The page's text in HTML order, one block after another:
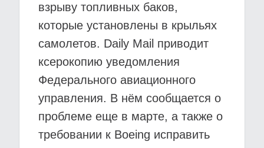
взрыву топливных баков,
которые установлены в крыльях
самолетов. Daily Mail приводит
ксерокопию уведомления
Федерального авиационного
управления. В нём сообщается о
проблеме еще в марте, а также о
требовании к Boeing исправить